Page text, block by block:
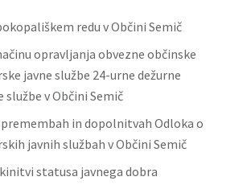
redu v Občini Semič
opravljanja obvezne občinske
javne službe 24-urne dežurne
službe v Občini Semič
in dopolnitvah Odloka o
javnih službah v Občini Semič
statusa javnega dobra